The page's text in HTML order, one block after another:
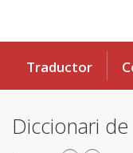
Traductor
Diccionari